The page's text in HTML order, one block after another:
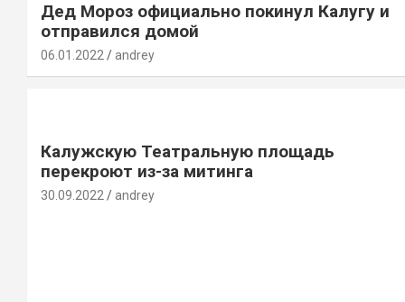
Дед Мороз официально покинул Калугу и
отправился домой
06.01.2022 andrey
Калужскую Театральную площадь
перекроют из-за митинга
30.09.2022 andrey